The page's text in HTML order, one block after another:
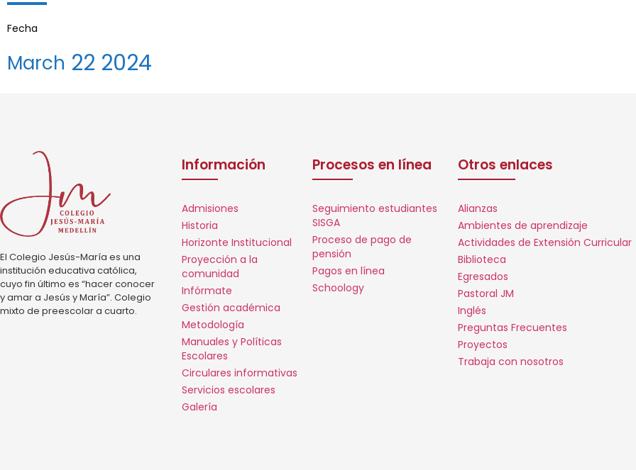
Fecha
March 22 2024
El Colegio Jesús-María es una
institución educativa católica,
cuyo fin último es “hacer conocer
y amar a Jesús y María”. Colegio
mixto de preescolar a cuarto.
Información
Admisiones
Historia
Horizonte Institucional
Proyección a la
comunidad
Infórmate
Gestión académica
Metodología
Manuales y Políticas
Escolares
Circulares informativas
Servicios escolares
Galería
Procesos en línea
Seguimiento estudiantes
SISGA
Proceso de pago de
pensión
Pagos en línea
Schoology
Otros enlaces
Alianzas
Ambientes de aprendizaje
Actividades de Extensión Curricular
Biblioteca
Egresados
Pastoral JM
Inglés
Preguntas Frecuentes
Proyectos
Trabaja con nosotros